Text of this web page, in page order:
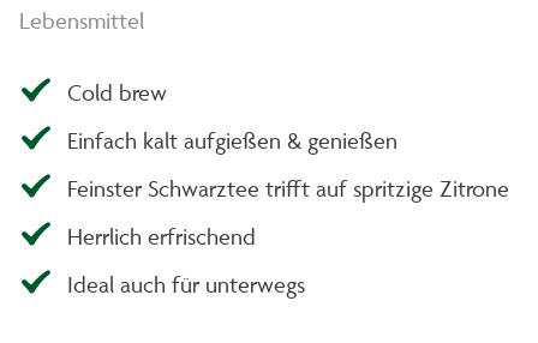
Lebensmittel
Cold brew
Einfach kalt aufgießen & genießen
Feinster Schwarztee trifft auf spritzige Zitrone
Herrlich erfrischend
Ideal auch für unterwegs